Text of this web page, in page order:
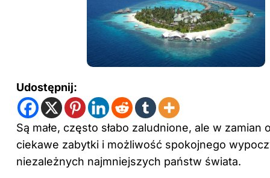
Udostępnij:
Są małe, często słabo zaludnione, ale w
ciekawe zabytki i możliwość spokojnego
niezależnych najmniejszych państw świata.